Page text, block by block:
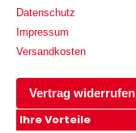
Datenschutz
Impressum
Versandkosten
Vertrag widerrufen
Ihre Vorteile